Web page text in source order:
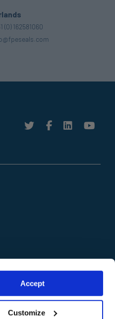
Accept
Customize
(0) 162581060